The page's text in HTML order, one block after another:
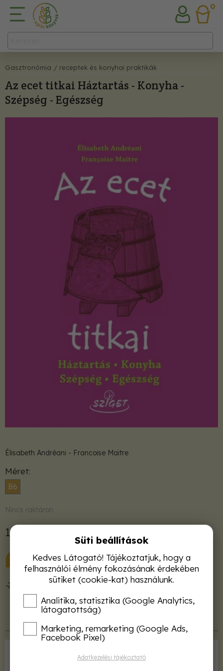
0
Gasztronómia / receptek és konyhai praktikák
Az ecet titkai Háztartás - Konyha -
Szépség - Egészség
Élisabeth Andréani - Francoise Maitre
Méret
B6
Nincs raktáron
1 780 Ft
KOSÁRBA
50 000 Ft felett ingyenes kiszállítás!
Termékleírás
Sziget Könyvkiadó
Süti beállítások
Kedves Látogató! Tájékoztatjuk, hogy a
felhasználói élmény fokozásának érdekében
sütiket (cookie-kat) használunk.
Analitika, statisztika (Google Analytics,
látogatottság)
Marketing, remarketing (Google Ads,
Facebook Pixel)
Adatkezelési tájékoztató